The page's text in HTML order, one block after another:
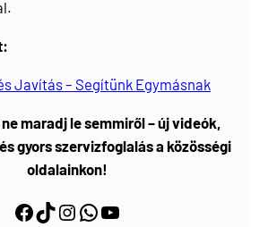
Javítás – Segítünk Egymásnak
maradj le semmiről – új videók,
gyors szervizfoglalás a közösségi
oldalainkon!
Facebook https://www.tiktok.com/@myautoszerviz.hu https://www.instagram.com/myautoszerviz.hu/ wa.me/36202877611 YouTube